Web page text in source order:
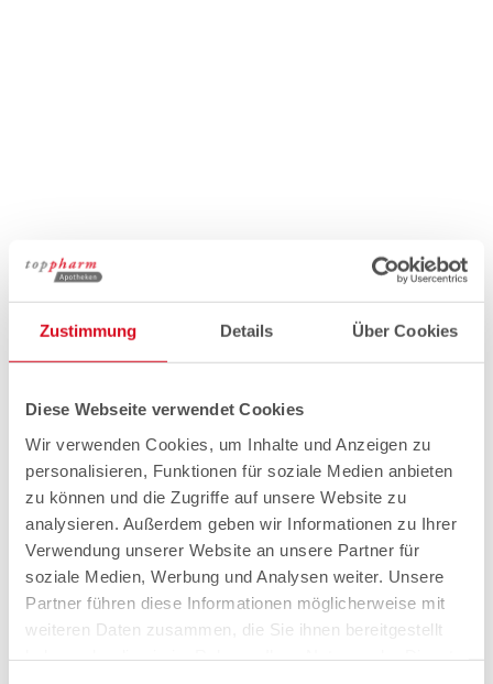
Zustimmung Details Über Cookies
Diese Webseite verwendet Cookies
Wir verwenden Cookies, um Inhalte und Anzeigen zu
personalisieren, Funktionen für soziale Medien anbieten
zu können und die Zugriffe auf unsere Website zu
analysieren. Außerdem geben wir Informationen zu Ihrer
Verwendung unserer Website an unsere Partner für
soziale Medien, Werbung und Analysen weiter. Unsere
Partner führen diese Informationen möglicherweise mit
weiteren Daten zusammen, die Sie ihnen bereitgestellt